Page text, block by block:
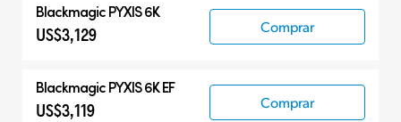
Blackmagic PYXIS 6K
US$3,129 Comprar
Blackmagic PYXIS 6K EF
US$3,119 Comprar